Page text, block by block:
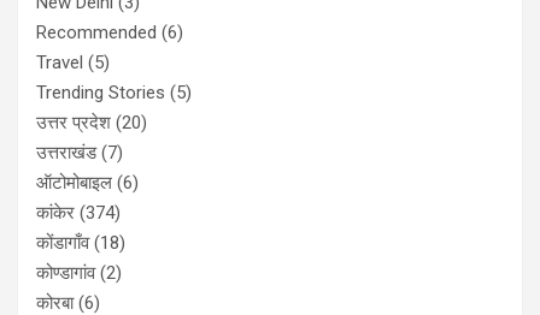
Recommended (6)
Travel (5)
Trending Stories (5)
उत्तर प्रदेश (20)
उत्तराखंड(7)
ऑटोमोबाइल (6)
कांकेर (374)
कोंडागाँव(18)
कोण्डागांव(2)
कोरबा(6)